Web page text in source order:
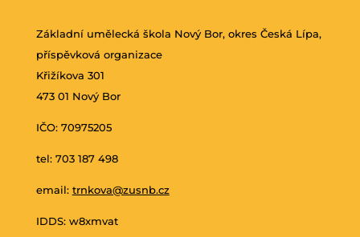
Základní umělecká škola Nový Bor, okres Česká Lípa,
příspěvková organizace
Křižíkova 301
473 01 Nový Bor
IČO: 70975205
tel: 703 187 498
email: trnkova@zusnb.cz
IDDS: w8xmvat